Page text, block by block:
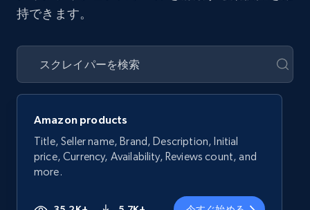
持できます。
Amazon products
Title, Seller name, Brand, Description, Initial
price, Currency, Availability, Reviews count, and
more.